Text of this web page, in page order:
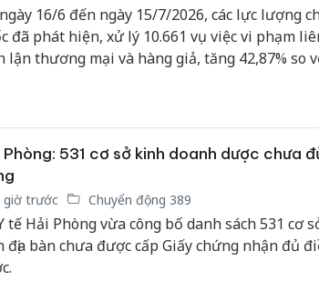
16/6 đến ngày 15/7/2026, các lực lượng
đã phát hiện, xử lý 10.661 vụ việc vi phạm
lận thương mại và hàng giả, tăng 42,87% so
Phòng: 531 cơ sở kinh doanh dược chưa
giờ trước Chuyển động 389
tế Hải Phòng vừa công bố danh sách 531 cơ
địa bàn chưa được cấp Giấy chứng nhận đủ